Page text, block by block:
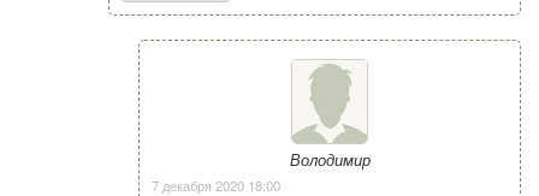
Володимир
7 декабря 2020 18:00